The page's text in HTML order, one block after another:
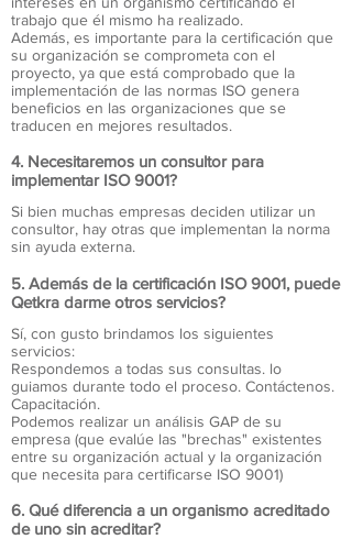
trabajo que él mismo ha realizado.
Además, es importante para la certificación que
su organización se comprometa con el
proyecto, ya que está comprobado que la
implementación de las normas ISO genera
beneficios en las organizaciones que se
traducen en mejores resultados.
4. Necesitaremos un consultor para
implementar ISO 9001?
Si bien muchas empresas deciden utilizar un
consultor, hay otras que implementan la norma
sin ayuda externa.
5. Además de la certificación ISO 9001, puede
Qetkra darme otros servicios?
Sí, con gusto brindamos los siguientes
servicios:
Respondemos a todas sus consultas. lo
guiamos durante todo el proceso. Contáctenos.
Capacitación.
Podemos realizar un análisis GAP de su
empresa (que evalúe las "brechas" existentes
entre su organización actual y la organización
que necesita para certificarse ISO 9001)
6. Qué diferencia a un organismo acreditado
de uno sin acreditar?